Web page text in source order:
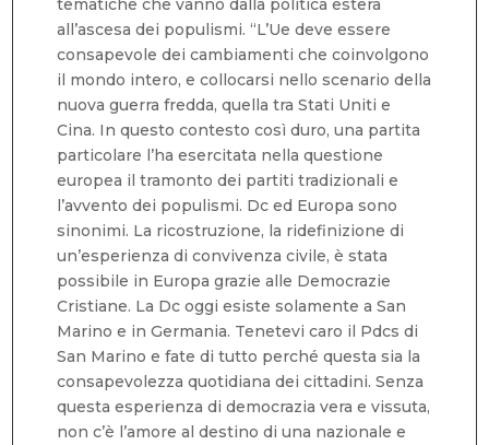
all’ascesa dei populismi. “L’Ue deve essere
consapevole dei cambiamenti che coinvolgono
il mondo intero, e collocarsi nello scenario della
nuova guerra fredda, quella tra Stati Uniti e
Cina. In questo contesto così duro, una partita
particolare l’ha esercitata nella questione
europea il tramonto dei partiti tradizionali e
l’avvento dei populismi. Dc ed Europa sono
sinonimi. La ricostruzione, la ridefinizione di
un’esperienza di convivenza civile, è stata
possibile in Europa grazie alle Democrazie
Cristiane. La Dc oggi esiste solamente a San
Marino e in Germania. Tenetevi caro il Pdcs di
San Marino e fate di tutto perché questa sia la
consapevolezza quotidiana dei cittadini. Senza
questa esperienza di democrazia vera e vissuta,
non c’è l’amore al destino di una nazionale e